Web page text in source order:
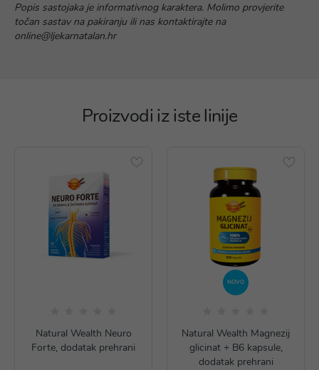
Popis sastojaka je informativnog karaktera. Molimo provjerite
točan sastav na pakiranju ili nas kontaktirajte na
online@ljekarnatalan.hr
Proizvodi iz iste linije
Natural Wealth Neuro
Forte, dodatak prehrani
NOVO
Natural Wealth Magnezij
glicinat + B6 kapsule,
dodatak prehrani